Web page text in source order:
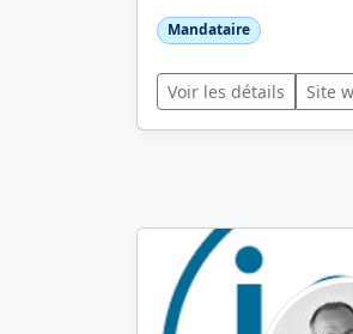
Mandataire
Voir les détails Site